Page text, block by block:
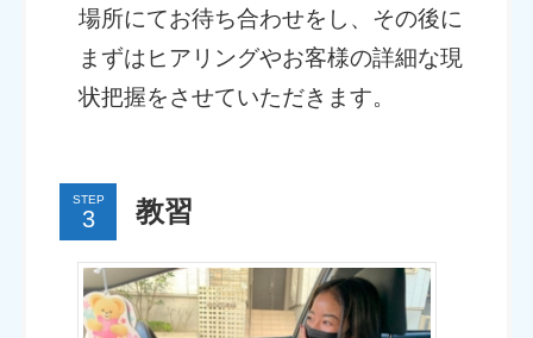
場所にてお待ち合わせをし、その後に
まずはヒアリングやお客様の詳細な現
状把握をさせていただきます。
STEP 教習